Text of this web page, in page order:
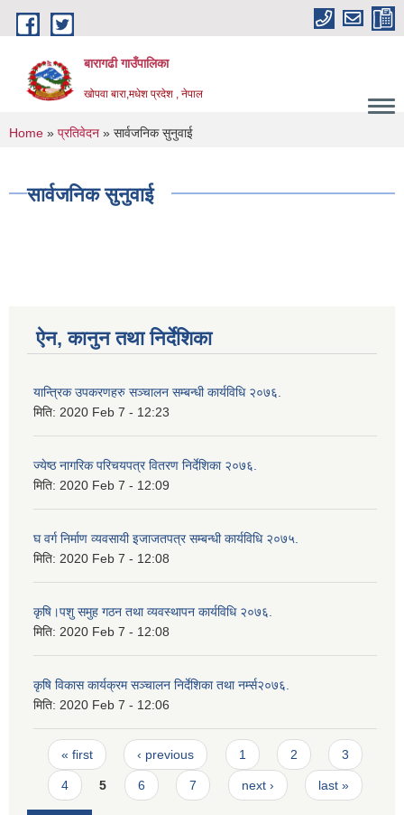
Skip to main content
बारागढी गाउँपालिका
खोपवा बारा,मधेश प्रदेश , नेपाल
You are here
Home » प्रतिवेदन » सार्वजनिक सुनुवाई
सार्वजनिक सुनुवाई
ऐन, कानुन तथा निर्देशिका
यान्त्रिक उपकरणहरु सञ्चालन सम्बन्धी कार्यविधि २०७६.
मिति: 2020 Feb 7 - 12:23
ज्येष्ठ नागरिक परिचयपत्र वितरण निर्देशिका २०७६.
मिति: 2020 Feb 7 - 12:09
घ वर्ग निर्माण व्यवसायी इजाजतपत्र सम्बन्धी कार्यविधि २०७५.
मिति: 2020 Feb 7 - 12:08
कृषि।पशु समुह गठन तथा व्यवस्थापन कार्यविधि २०७६.
मिति: 2020 Feb 7 - 12:08
कृषि विकास कार्यक्रम सञ्चालन निर्देशिका तथा नर्म्स२०७६.
मिति: 2020 Feb 7 - 12:06
Pages
« first ‹ previous 1 2 3
4 5 6 7 next › last »